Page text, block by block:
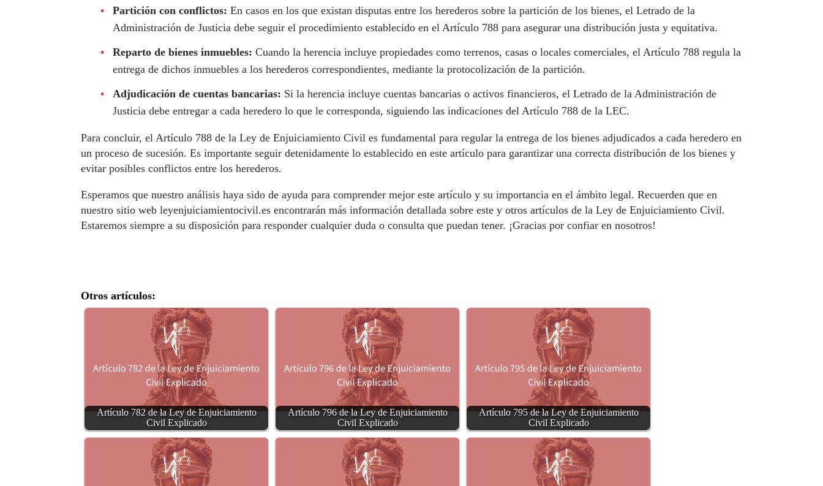
Partición con conflictos: En casos en los que existan disputas entre los herederos sobre la partición de los bienes, el Letrado de la
Administración de Justicia debe seguir el procedimiento establecido en el Artículo 788 para asegurar una distribución justa y equitativa.
Reparto de bienes inmuebles: Cuando la herencia incluye propiedades como terrenos, casas o locales comerciales, el Artículo 788 regula la
entrega de dichos inmuebles a los herederos correspondientes, mediante la protocolización de la partición.
Adjudicación de cuentas bancarias: Si la herencia incluye cuentas bancarias o activos financieros, el Letrado de la Administración de
Justicia debe entregar a cada heredero lo que le corresponda, siguiendo las indicaciones del Artículo 788 de la LEC.
Para concluir, el Artículo 788 de la Ley de Enjuiciamiento Civil es fundamental para regular la entrega de los bienes adjudicados a cada heredero en
un proceso de sucesión. Es importante seguir detenidamente lo establecido en este artículo para garantizar una correcta distribución de los bienes y
evitar posibles conflictos entre los herederos.
Esperamos que nuestro análisis haya sido de ayuda para comprender mejor este artículo y su importancia en el ámbito legal. Recuerden que en
nuestro sitio web leyenjuiciamientocivil.es encontrarán más información detallada sobre este y otros artículos de la Ley de Enjuiciamiento Civil.
Estaremos siempre a su disposición para responder cualquier duda o consulta que puedan tener. ¡Gracias por confiar en nosotros!
Otros artículos:
Artículo 782 de la Ley de Enjuiciamiento
Civil Explicado
Artículo 796 de la Ley de Enjuiciamiento
Civil Explicado
Artículo 795 de la Ley de Enjuiciamiento
Civil Explicado